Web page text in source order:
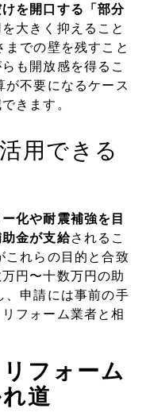
を開口する「部分
大きく抑えること
での壁を残すこと
も開放感を得るこ
が不要になるケース
きます。
用できる
化や耐震補強を目
金が支給されるこ
これらの目的と合致
円〜十数万円の助
、申請には事前の手
フォーム業者と相
フォーム
道